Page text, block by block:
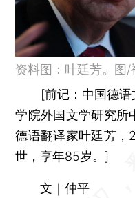
资料图：叶廷芳。图/
[前记： 中国德
学院外国文学研究所
德语翻译家叶廷芳，
世，享年85岁。]
文｜仲平